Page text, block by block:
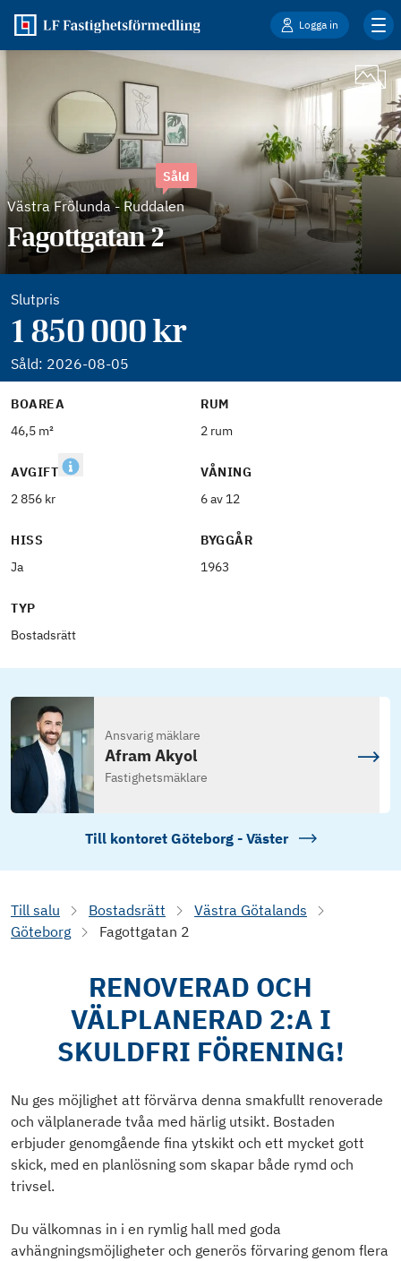
Logga in
Västra Frölunda- Ruddalen
Såld
Fagottgatan 2
Slutpris
1 850 000 kr
Såld: 2026-08-05
BOAREA
46,5 m²
RUM
2 rum
AVGIFT
2 856 kr
VÅNING
6 av 12
HISS
Ja
BYGGÅR
1963
TYP
Bostadsrätt
Ansvarig mäklare
Afram Akyol
Fastighetsmäklare
Till kontoret Göteborg - Väster
Till salu Bostadsrätt
Västra Götalands
Göteborg
Fagottgatan 2
RENOVERAD OCH
VÄLPLANERAD 2:A I
SKULDFRI FÖRENING!
Nu ges möjlighet att förvärva denna smakfullt renoverade
och välplanerade tvåa med härlig utsikt. Bostaden
erbjuder genomgående fina ytskikt och ett mycket gott
skick, med en planlösning som skapar både rymd och
trivsel.
Du välkomnas in i en rymlig hall med goda
avhängningsmöjligheter och generös förvaring genom flera